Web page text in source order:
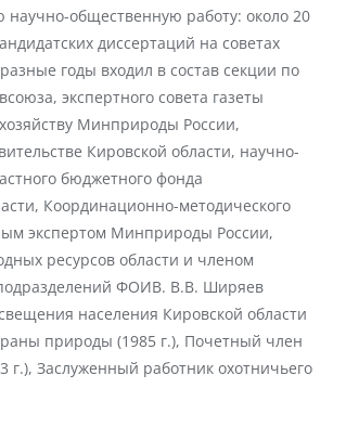
общественную работу: около 20
диссертаций на советах
годы входил в состав секции по
экспертного совета газеты
Минприроды России,
Кировской области, научно-
бюджетного фонда
Координационно-методического
экспертом Минприроды России,
ресурсов области и членом
ФОИВ. В.В. Ширяев
населения Кировской области
природы (1985 г.), Почетный член
г.), Заслуженный работник охотничьего